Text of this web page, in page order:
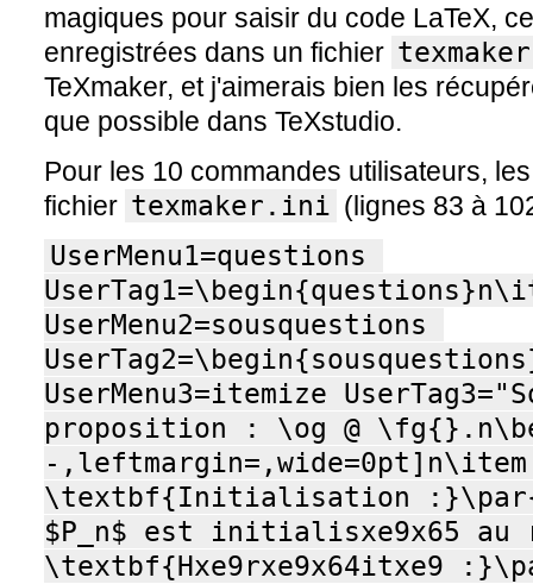
magiques pour saisir du code LaTeX,
enregistrées dans un fichier
TeXmaker, et j'aimerais bien les
que possible dans TeXstudio.
Pour les 10 commandes utilisateurs,
fichier texmaker.ini (lignes 83 à
UserMenu1=questions
UserMenu2=sousquestions
UserMenu3=itemize
proposition : \og @
-,leftmargin=,wide=0pt]n\item
\textbf{Initialisation
$P_n$ est initialisxe9x65 au
\textbf{Hxe9rxe9x64itxe9